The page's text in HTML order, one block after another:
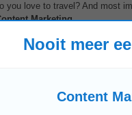
you love to travel? And most
Marketing...
die strategie en
gevoel...
Nooit meer
Content